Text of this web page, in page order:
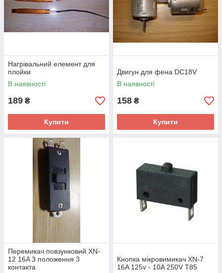
Нагрівальний елемент для
плойки
В наявності
189 ₴
Купити
Двигун для фена DC18V
В наявності
158 ₴
Купити
Перемикач повзунковий XN-
12 16A 3 положення 3
контакта
Кнопка мікровимикач XN-7
16A 125v - 10A 250V Т85